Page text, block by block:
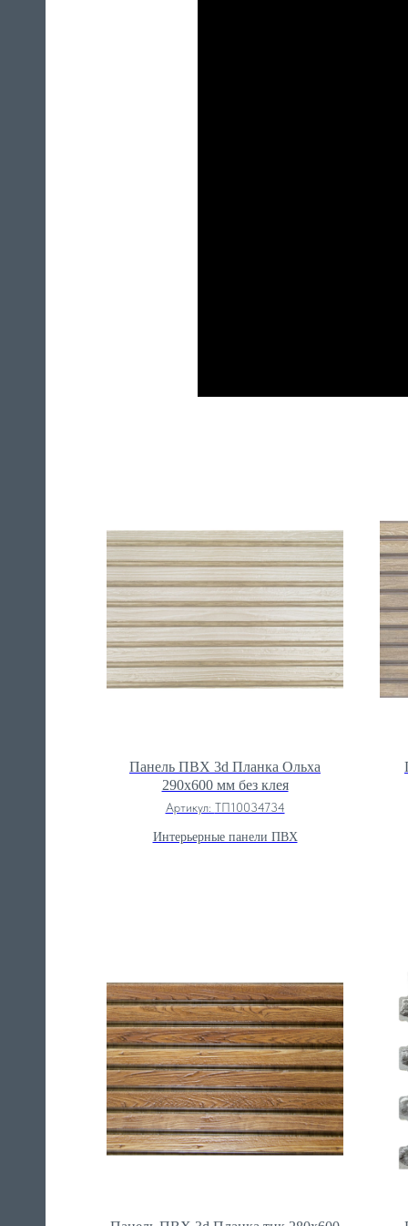
Панель ПВХ 3d Планка Ольха
290х600 мм без клея
Артикул: ТП10034734
Интерьерные панели ПВХ